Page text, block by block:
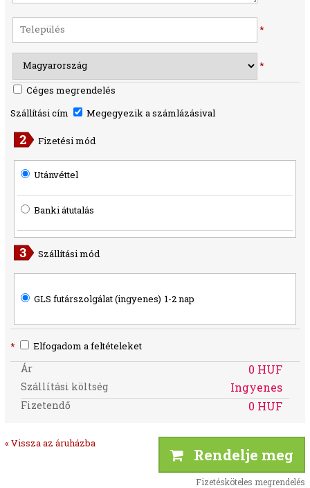
*
*
Céges megrendelés
Szállítási cím
Megegyezik a számlázásival
Fizetési mód
Utánvéttel
Banki átutalás
Szállítási mód
GLS futárszolgálat (ingyenes) 1-2 nap
* Elfogadom a feltételeket
Ár 0 HUF
Szállítási költség Ingyenes
Fizetendő 0 HUF
« Vissza az áruházba
Rendelje meg
Fizetésköteles megrendelés